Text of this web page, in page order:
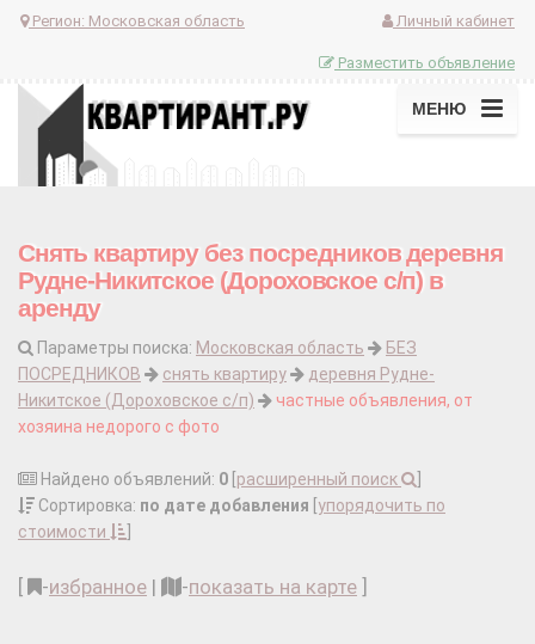
Регион: Московская область Личный кабинет
Разместить объявление
МЕНЮ
Снять квартиру без посредников деревня
Рудне-Никитское (Дороховское с/п) в
аренду
Параметры поиска: Московская область
БЕЗ
ПОСРЕДНИКОВ
снять квартиру
деревня Рудне-
Никитское (Дороховское с/п)
частные объявления, от
хозяина недорого с фото
Найдено объявлений: 0 расширенный поиск
Сортировка: по дате добавления упорядочить по
стоимости
-избранное | -показать на карте